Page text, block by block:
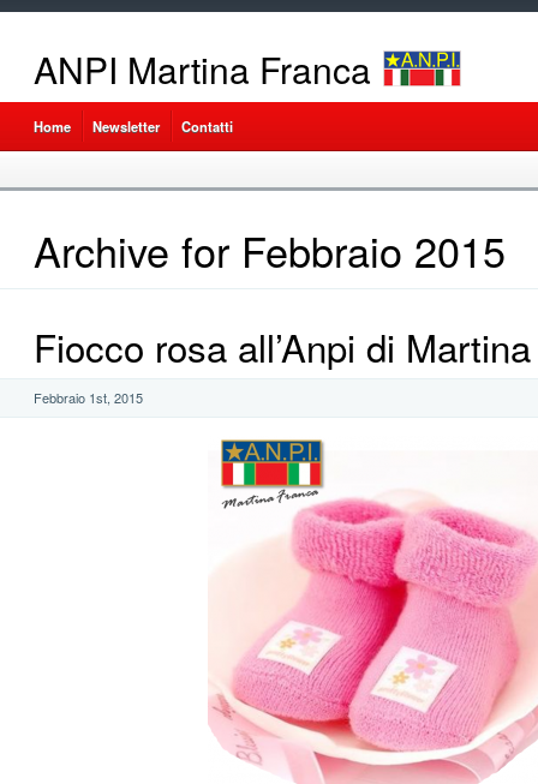
ANPI Martina Franca
Home Newsletter Contatti
Archive for Febbraio 2015
Fiocco rosa all’Anpi di
Febbraio 1st, 2015